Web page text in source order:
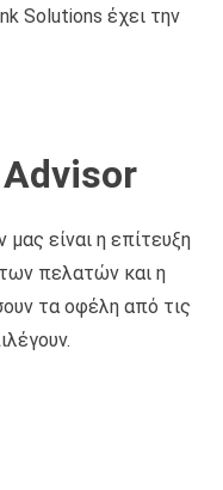
Solutions έχει την
είναι η επίτευξη
των πελατών και η
τα οφέλη από τις